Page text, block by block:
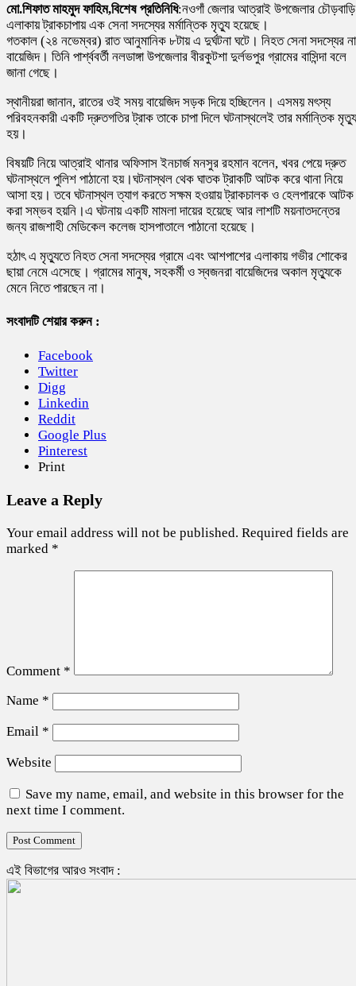
মো.শিফাত মাহমুদ ফাহিম,বিশেষ প্রতিনিধি:নওগাঁ জেলার আত্রাই উপজেলার চৌড়বাড়ি
এলাকায় ট্রাকচাপায় এক সেনা সদস্যের মর্মান্তিক মৃত্যু হয়েছে।
গতকাল (২৪ নভেম্বর) রাত আনুমানিক ৮টায় এ দুর্ঘটনা ঘটে। নিহত সেনা সদস্যের
বায়েজিদ। তিনি পার্শ্ববর্তী নলডাঙ্গা উপজেলার বীরকুটশা দুর্লভপুর গ্রামের বাসিন্দা বলে
জানা গেছে।
স্থানীয়রা জানান, রাতের ওই সময় বায়েজিদ সড়ক দিয়ে হচ্ছিলেন। এসময় মৎস্য
পরিবহনকারী একটি দ্রুতগতির ট্রাক তাকে চাপা দিলে ঘটনাস্থলেই তার মর্মান্তিক মৃত্যু
হয়।
বিষয়টি নিয়ে আত্রাই থানার অফিসাস ইনচার্জ মনসুর রহমান বলেন, খবর পেয়ে দ্রুত
ঘটনাস্থলে পুলিশ পাঠানো হয়।ঘটনাস্থল থেক ঘাতক ট্রাকটি আটক করে থানা নিয়ে
আসা হয়। তবে ঘটনাস্থল ত্যাগ করতে সক্ষম হওয়ায় ট্রাকচালক ও হেলপারকে আটক
করা সম্ভব হয়নি।এ ঘটনায় একটি মামলা দায়ের হয়েছে আর লাশটি ময়নাতদন্তের
জন্য রাজশাহী মেডিকেল কলেজ হাসপাতালে পাঠানো হয়েছে।
হঠাৎ এ মৃত্যুতে নিহত সেনা সদস্যের গ্রামে এবং আশপাশের এলাকায় গভীর শোকের
ছায়া নেমে এসেছে। গ্রামের মানুষ, সহকর্মী ও স্বজনরা বায়েজিদের অকাল মৃত্যুকে
মেনে নিতে পারছেন না।
সংবাদটি শেয়ার করুন :
Facebook
Twitter
Digg
Linkedin
Reddit
Google Plus
Pinterest
Print
Leave a Reply
Your email address will not be published. Required fields are
marked *
Comment *
Name *
Email *
Website
Save my name, email, and website in this browser for the
next time I comment.
এই বিভাগের আরও সংবাদ :